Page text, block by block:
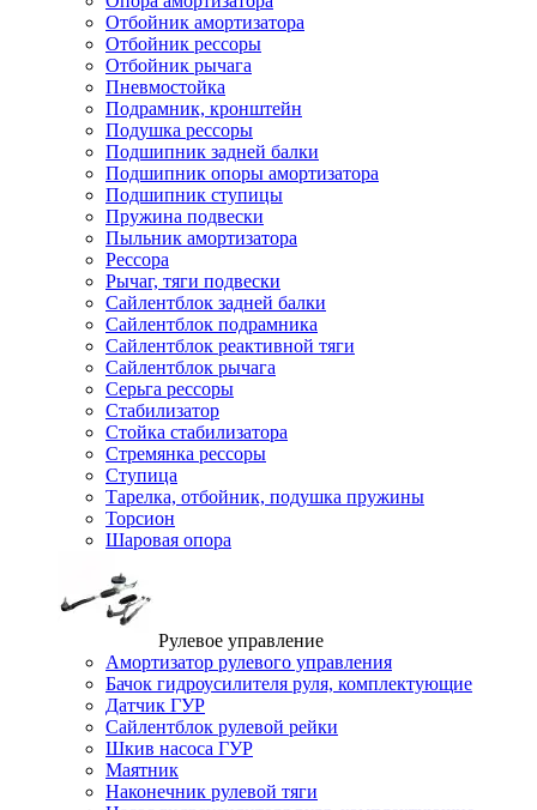
Отбойник амортизатора
Отбойник рессоры
Отбойник рычага
Пневмостойка
Подрамник, кронштейн
Подушка рессоры
Подшипник задней балки
Подшипник опоры амортизатора
Подшипник ступицы
Пружина подвески
Пыльник амортизатора
Рессора
Рычаг, тяги подвески
Сайлентблок задней балки
Сайлентблок подрамника
Сайлентблок реактивной тяги
Сайлентблок рычага
Серьга рессоры
Стабилизатор
Стойка стабилизатора
Стремянка рессоры
Ступица
Тарелка, отбойник, подушка пружины
Торсион
Шаровая опора
Рулевое управление
Амортизатор рулевого управления
Бачок гидроусилителя руля, комплектующие
Датчик ГУР
Сайлентблок рулевой рейки
Шкив насоса ГУР
Маятник
Наконечник рулевой тяги